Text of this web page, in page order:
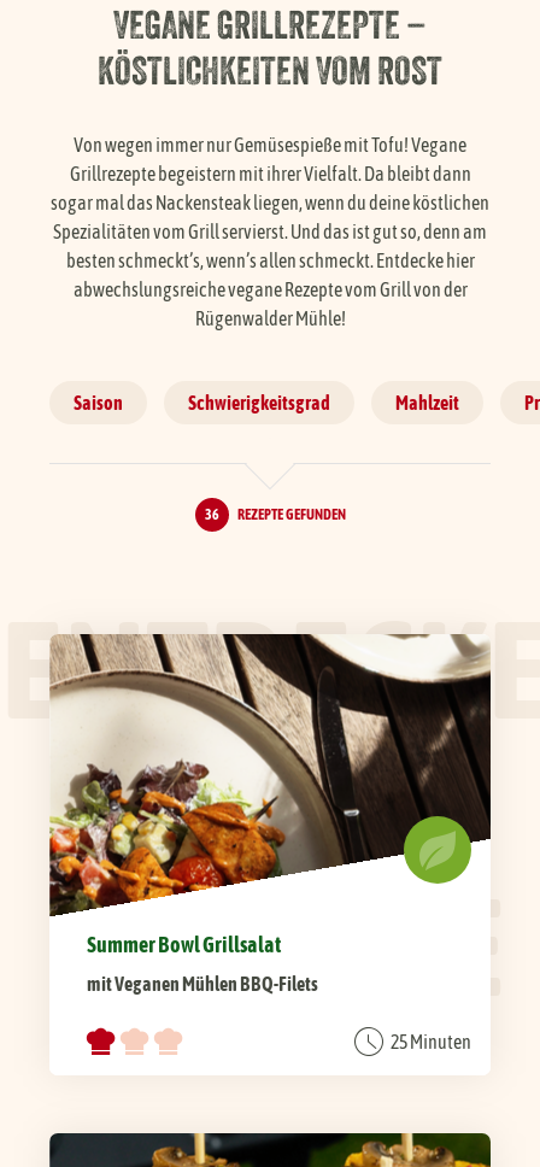
FAQ
Presse
VEGANE GRILLREZEPTE –
KÖSTLICHKEITEN VOM ROST
Von wegen immer nur Gemüsespieße mit Tofu! Vegane
Grillrezepte begeistern mit ihrer Vielfalt. Da bleibt dann
sogar mal das Nackensteak liegen, wenn du deine köstlichen
Spezialitäten vom Grill servierst. Und das ist gut so, denn am
besten schmeckt’s, wenn’s allen schmeckt. Entdecke hier
abwechslungsreiche vegane Rezepte vom Grill von der
Rügenwalder Mühle!
Saison Schwierigkeitsgrad Mahlzeit
36 REZEPTE GEFUNDEN
UNSERE
REZEPTE
Summer Bowl Grillsalat
mit Veganen Mühlen BBQ-Filets
25 Minuten